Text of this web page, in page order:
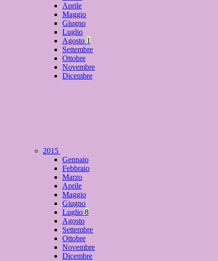
Aprile
Maggio
Giugno
Luglio
Agosto 1
Settembre
Ottobre
Novembre
Dicembre
2015
Gennaio
Febbraio
Marzo
Aprile
Maggio
Giugno
Luglio 8
Agosto
Settembre
Ottobre
Novembre
Dicembre